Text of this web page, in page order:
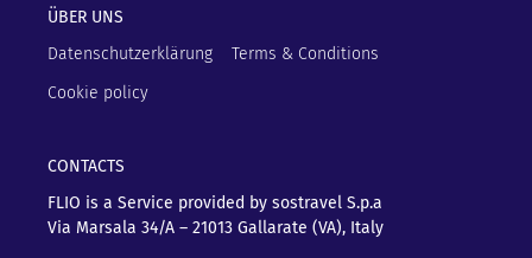
ÜBER UNS
Datenschutzerklärung
Terms & Conditions
Cookie policy
CONTACTS
FLIO is a Service provided by sostravel S.p.a
Via Marsala 34/A – 21013 Gallarate (VA), Italy